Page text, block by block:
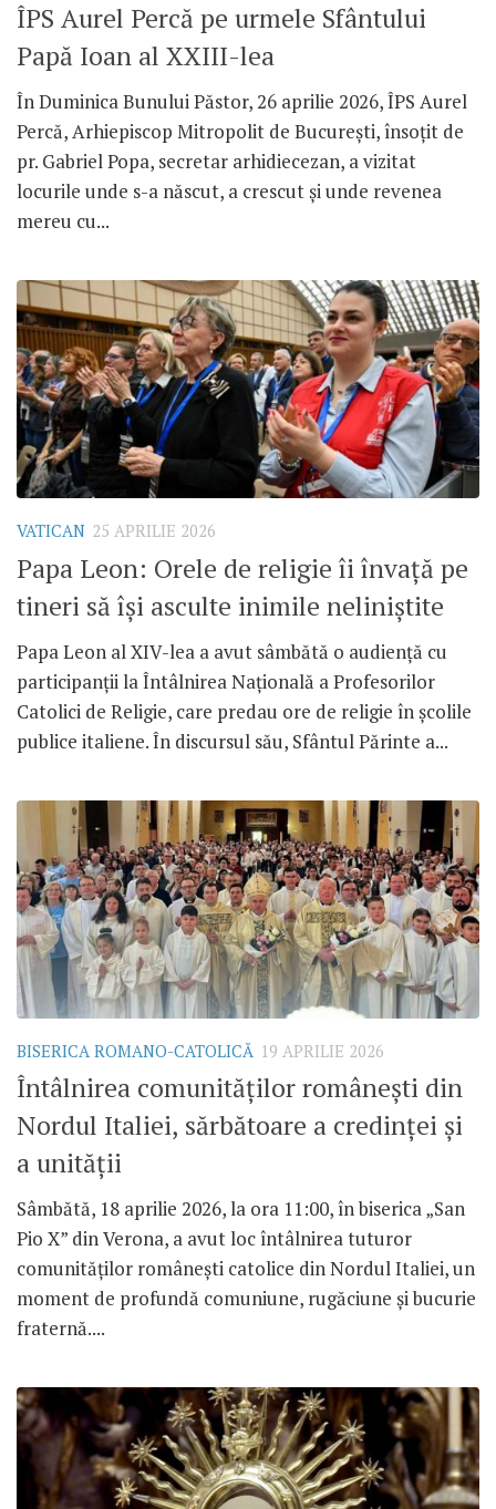
ÎPS Aurel Percă pe urmele Sfântului
Papă Ioan al XXIII-lea
În Duminica Bunului Păstor, 26 aprilie 2026, ÎPS Aurel
Percă, Arhiepiscop Mitropolit de București, însoțit de
pr. Gabriel Popa, secretar arhidiecezan, a vizitat
locurile unde s-a născut, a crescut și unde revenea
mereu cu...
VATICAN 25 APRILIE 2026
Papa Leon: Orele de religie îi învață pe
tineri să își asculte inimile neliniștite
Papa Leon al XIV-lea a avut sâmbătă o audiență cu
participanții la Întâlnirea Națională a Profesorilor
Catolici de Religie, care predau ore de religie în școlile
publice italiene. În discursul său, Sfântul Părinte a...
BISERICA ROMANO-CATOLICĂ 19 APRILIE 2026
Întâlnirea comunităților românești din
Nordul Italiei, sărbătoare a credinței și
a unității
Sâmbătă, 18 aprilie 2026, la ora 11:00, în biserica „San
Pio X” din Verona, a avut loc întâlnirea tuturor
comunităților românești catolice din Nordul Italiei, un
moment de profundă comuniune, rugăciune și bucurie
fraternă....